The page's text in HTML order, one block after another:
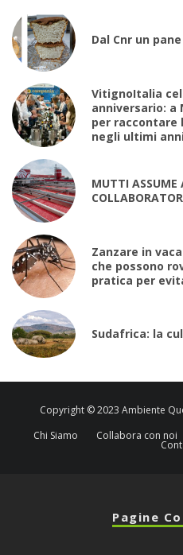
Dal Cnr un
VitignoItalia
anniversario: a
per raccontare
negli ultimi anni
MUTTI ASSUME
Zanzare in
che possono
pratica per
Sudafrica: la
Copyright © 2023 Ambiente
Chi Siamo
Collabora con noi
Pagine